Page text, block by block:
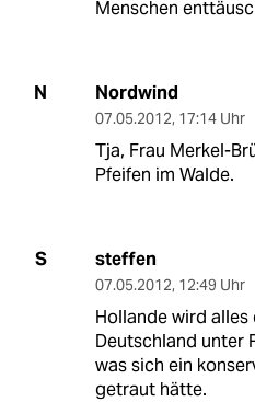
Menschen
N Nordwind
07.05.2012, 17:14 Uhr
Tja, Frau Merkel-
Pfeifen im Walde.
S steffen
07.05.2012, 12:49 Uhr
Hollande wird alles
Deutschland unter
was sich ein
getraut hätte.